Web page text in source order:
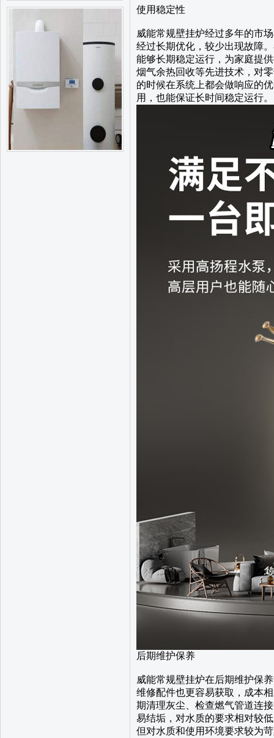
使用稳定性
威能常规壁挂炉经过多年的市
经过长期优化，较少出现故障
能够长期稳定运行，为家庭提
烟气余热回收等先进技术，对
的时候在系统上都会做响应的
用，也能保证长时间稳定运行。
后期维护保养
威能常规壁挂炉在后期维护保
维修配件也更容易获取，成本
期清理灰尘、检查燃气管道连
易结垢，对水质的要求相对较
但对水质和使用环境要求较为